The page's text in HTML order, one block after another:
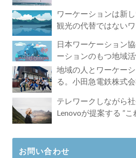
ワーケーションは新
観光の代替ではない
日本ワーケーション
ーションのもつ地域
地域の人とワーケー
る。小田急電鉄株式
テレワークしながら社
Lenovoが提案する ”
お問い合わせ